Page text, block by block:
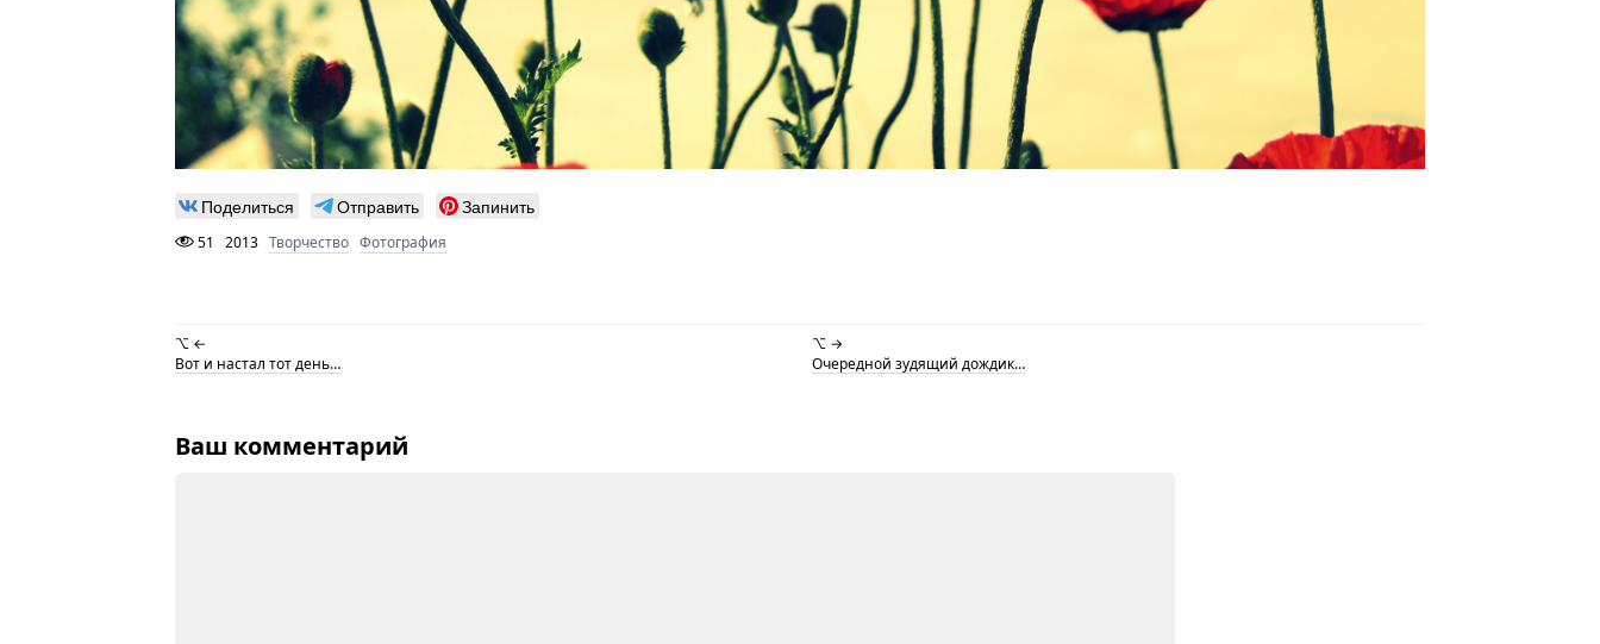
Поделиться Отправить Запинить
51 2013 Творчество Фотография
⌥ ←
Вот и настал тот день…
⌥ →
Очередной зудящий дождик…
Ваш комментарий